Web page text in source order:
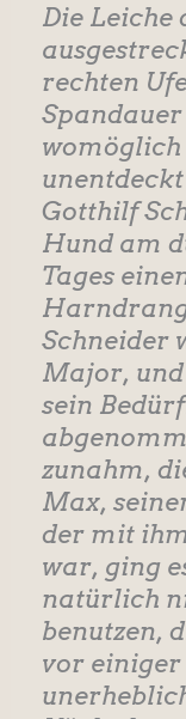
Die Leiche
rechten
womöglich
Gotthilf
Hund am
Tages
Schneider
Major,
sein
zunahm,
Max,
der mit
war, ging
natürlich
benutzen,
vor